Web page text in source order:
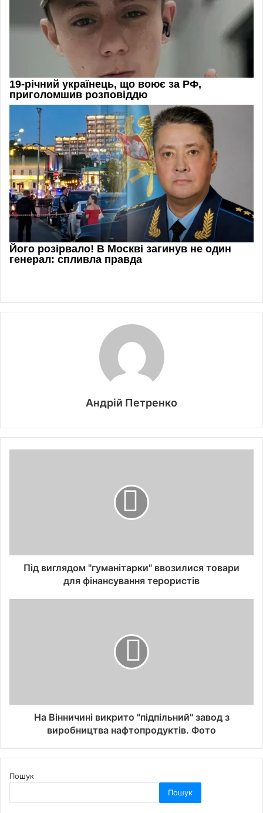
Андрій Петренко
Під виглядом "гуманітарки" ввозилися товари
для фінансування терористів
На Вінничині викрито "підпільний" завод з
виробництва нафтопродуктів. Фото
Пошук
Пошук